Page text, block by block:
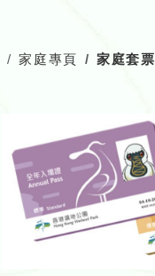
家庭專頁 家庭套票